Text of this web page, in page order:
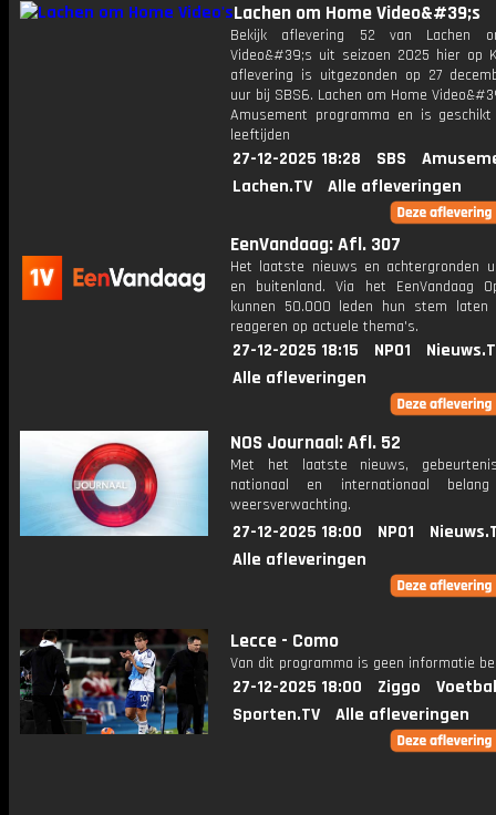
Lachen om Home Video&#39;s
Bekijk aflevering 52 van Lachen
Video&#39;s uit seizoen 2025 hier op
aflevering is uitgezonden op 27
uur bij SBS6. Lachen om Home
Amusement programma en is
leeftijden
27-12-2025 18:28 SBS
Lachen.TV
Alle afleveringen
EenVandaag: Afl. 307
Het laatste nieuws en achtergronden
en buitenland. Via het EenVandaag
kunnen 50.000 leden hun stem laten
reageren op actuele thema's.
27-12-2025 18:15 NPO1
Alle afleveringen
NOS Journaal: Afl. 52
Met het laatste nieuws,
nationaal en internationaal
weersverwachting.
27-12-2025 18:00 NPO1
Alle afleveringen
Lecce - Como
Van dit programma is geen informatie
27-12-2025 18:00 Ziggo
Sporten.TV
Alle afleveringen